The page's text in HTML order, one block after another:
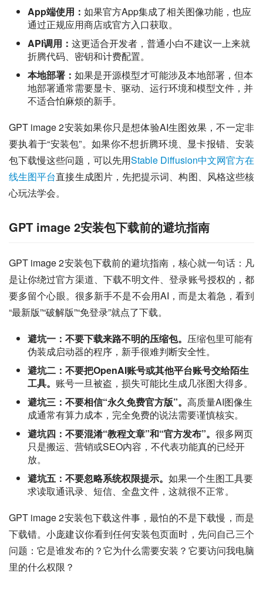
App端使用： 如果官方App集成了相关图像功能，也应
通过正规应用商店或官方入口获取。
API调用： 这更适合开发者，普通小白不建议一上来就
折腾代码、密钥和计费配置。
本地部署： 如果是开源模型才可能涉及本地部署，但本
地部署通常需要显卡、驱动、运行环境和模型文件，并
不适合怕麻烦的新手。
GPT image 2安装如果你只是想体验AI生图效果，不一定非
要执着于“安装包”。如果你不想折腾环境、显卡报错、安装
包下载慢这些问题，可以先用Stable Diffusion中文网官方在
线生图平台直接生成图片，先把提示词、构图、风格这些核
心玩法学会。
GPT image 2安装包下载前的避坑指南
GPT image 2安装包下载前的避坑指南，核心就一句话：凡
是让你绕过官方渠道、下载不明文件、登录账号授权的，都
要多留个心眼。很多新手不是不会用AI，而是太着急，看到
“最新版”“破解版”“免登录”就点了下载。
避坑一：不要下载来路不明的压缩包。 压缩包里可能有
伪装成启动器的程序，新手很难判断安全性。
避坑二：不要把OpenAI账号或其他平台账号交给陌生
工具。 账号一旦被盗，损失可能比生成几张图大得多。
避坑三：不要相信“永久免费官方版”。 高质量AI图像生
成通常有算力成本，完全免费的说法需要谨慎核实。
避坑四：不要混淆“教程文章”和“官方发布”。 很多网页
只是搬运、营销或SEO内容，不代表功能真的已经开
放。
避坑五：不要忽略系统权限提示。 如果一个生图工具要
求读取通讯录、短信、全盘文件，这就很不正常。
GPT image 2安装包下载这件事，最怕的不是下载慢，而是
下载错。小庞建议你看到任何安装包页面时，先问自己三个
问题：它是谁发布的？它为什么需要安装？它要访问我电脑
里的什么权限？